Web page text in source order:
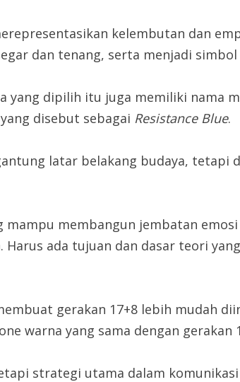
kelembutan dan
dan tenang, serta menjadi
yang dipilih itu juga memiliki nama
disebut sebagai Resistance Blue.
latar belakang budaya, tetapi
membangun jembatan
ada tujuan dan dasar teori
gerakan 17+8 lebih mudah
warna yang sama dengan gerakan
strategi utama dalam komunikasi